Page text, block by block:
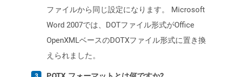
ファイルから同じ設定になります。 Microsoft
Word 2007では、DOTファイル形式がOffice
OpenXMLベースのDOTXファイル形式に置き換
えられました。